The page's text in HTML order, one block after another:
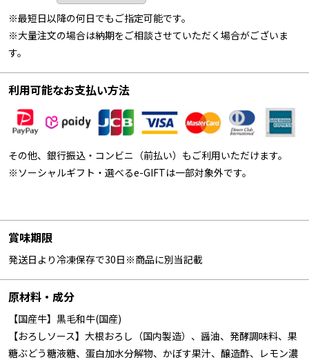
※最短日以降の何日でもご指定可能です。
※大量注文の場合は納期をご相談させていただく場合がございま
す。
利用可能なお支払い方法
その他、銀行振込・コンビニ（前払い）もご利用いただけます。
※ソーシャルギフト・選べるe-GIFTは一部対象外です。
賞味期限
発送日より冷凍保存で30日※商品に別当記載
原材料・成分
【国産牛】黒毛和牛(国産)
【おろしソース】大根おろし（国内製造）、醤油、発酵調味料、果
糖ぶどう糖液糖、蛋白加水分解物、かぼす果汁、醸造酢、レモン濃